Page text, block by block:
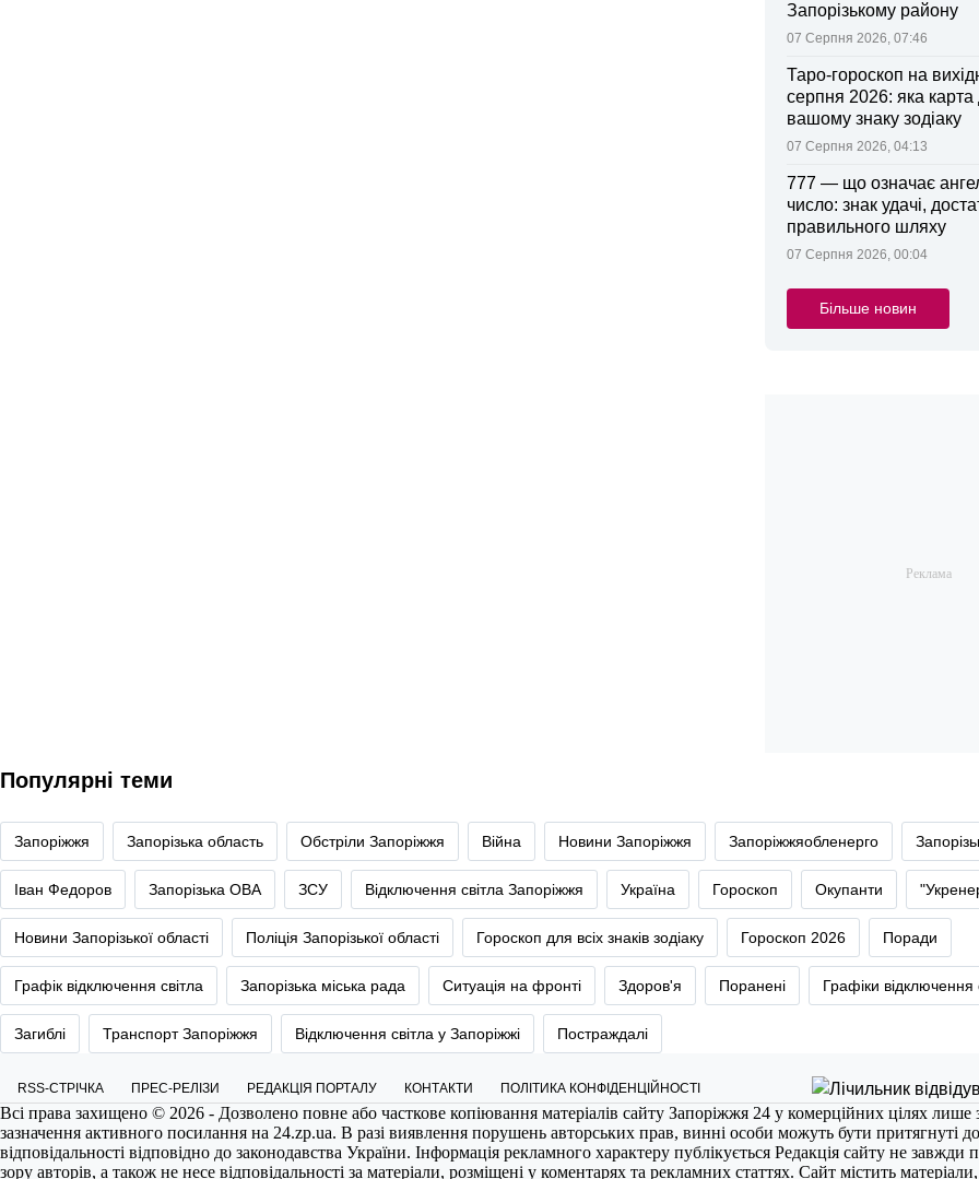
Запорізькому району
07 Серпня 2026, 07:46
Таро-гороскоп на
серпня 2026: яка
вашому знаку зодіаку
07 Серпня 2026, 04:13
777 — що означає
число: знак удачі,
правильного шляху
07 Серпня 2026, 00:04
Більше новин
Популярні теми
Запоріжжя Запорізька область Обстріли Запоріжжя Війна Новини Запоріжжя Запоріжжяобленерго
Іван Федоров Запорізька ОВА ЗСУ Відключення світла Запоріжжя Україна Гороскоп Окупанти
Новини Запорізької області Поліція Запорізької області Гороскоп для всіх знаків зодіаку Гороскоп 2026 Поради
Графік відключення світла Запорізька міська рада Ситуація на фронті Здоров'я Поранені Графіки відключення
Загиблі Транспорт Запоріжжя Відключення світла у Запоріжжі Постраждалі
RSS-СТРІЧКА ПРЕС-РЕЛІЗИ РЕДАКЦІЯ ПОРТАЛУ КОНТАКТИ ПОЛІТИКА КОНФІДЕНЦІЙНОСТІ
Всі права захищено © 2026 - Дозволено повне або часткове копіювання матеріалів сайту Запоріжжя 24 у комерційних цілях лише
зазначення активного посилання на 24.zp.ua. В разі виявлення порушень авторських прав, винні особи можуть бути притягнуті до
відповідальності відповідно до законодавства України. Інформація рекламного характеру публікується Редакція сайту не завжди
зору авторів, а також не несе відповідальності за матеріали, розміщені у коментарях та рекламних статтях. Сайт містить